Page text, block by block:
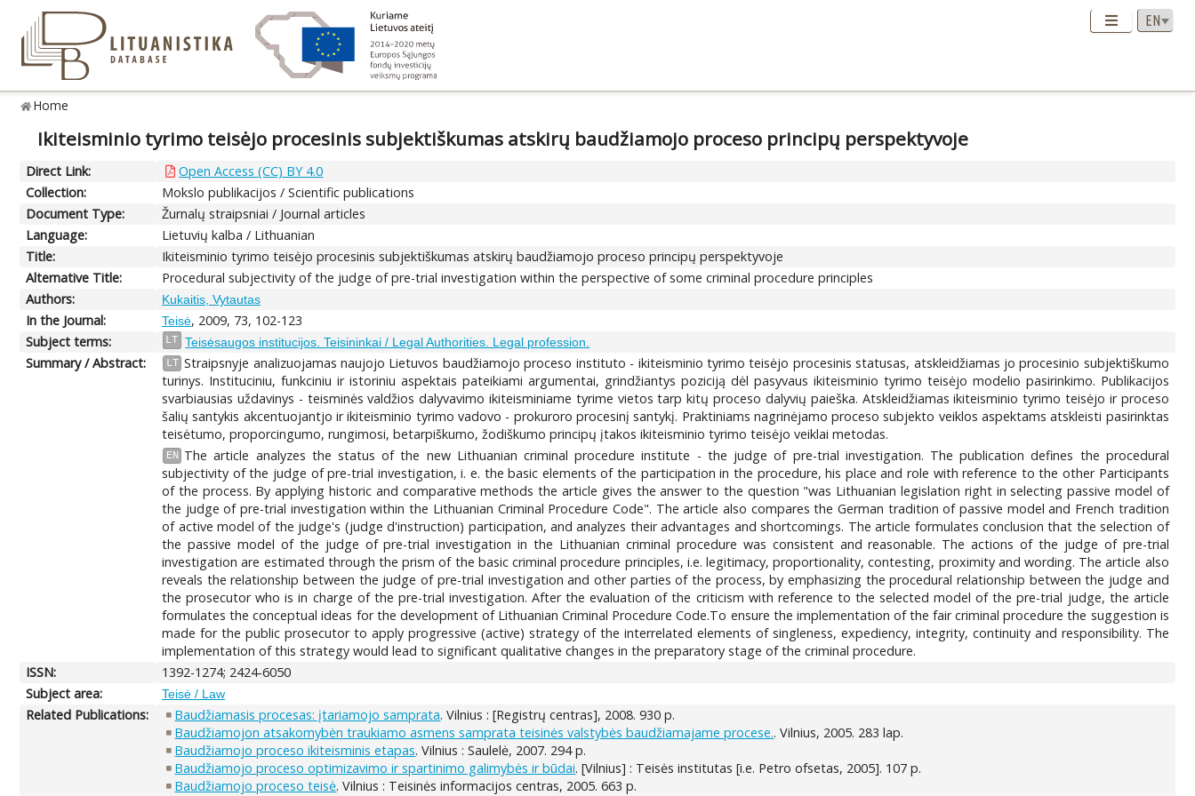
Home
Ikiteisminio tyrimo teisėjo procesinis subjektiškumas atskirų baudžiamojo proceso principų perspektyvoje
Direct Link:
Open Access (CC) BY 4.0
Collection:
Mokslo publikacijos / Scientific publications
Document Type:
Žurnalų straipsniai / Journal articles
Language:
Lietuvių kalba / Lithuanian
Title:
Ikiteisminio tyrimo teisėjo procesinis subjektiškumas atskirų baudžiamojo proceso principų perspektyvoje
Alternative Title:
Procedural subjectivity of the judge of pre-trial investigation within the perspective of some criminal procedure principles
Authors:
Kukaitis, Vytautas
In the Journal: Teisė, 2009, 73, 102-123
Subject terms:
LT Teisėsaugos institucijos. Teisininkai / Legal Authorities. Legal profession.
Summary / Abstract: LT Straipsnyje analizuojamas naujojo Lietuvos baudžiamojo proceso instituto - ikiteisminio tyrimo teisėjo procesinis statusas, atskleidžiamas jo procesinio subjektiškumo
turinys. Instituciniu, funkciniu ir istoriniu aspektais pateikiami argumentai, grindžiantys poziciją dėl pasyvaus ikiteisminio tyrimo teisėjo modelio pasirinkimo. Publikacijos
svarbiausias uždavinys - teisminės valdžios dalyvavimo ikiteisminiame tyrime vietos tarp kitų proceso dalyvių paieška. Atskleidžiamas ikiteisminio tyrimo teisėjo ir proceso
šalių santykis akcentuojantjo ir ikiteisminio tyrimo vadovo - prokuroro procesinį santykį. Praktiniams nagrinėjamo proceso subjekto veiklos aspektams atskleisti pasirinktas
teisėtumo, proporcingumo, rungimosi, betarpiškumo, žodiškumo principų įtakos ikiteisminio tyrimo teisėjo veiklai metodas.
EN
The article analyzes the status of the new Lithuanian criminal procedure institute - the judge of pre-trial investigation. The publication defines the procedural
subjectivity of the judge of pre-trial investigation, i. е. the basic elements of the participation in the procedure, his place and role with reference to the other Participants
of the process. By applying historic and comparative methods the article gives the answer to the question "was Lithuanian legislation right in selecting passive model of
the judge of pre-trial investigation within the Lithuanian Criminal Procedure Code". The article also compares the German tradition of passive model and French tradition
of active model of the judge's (judge d'instruction) participation, and analyzes their advantages and shortcomings. The article formulates conclusion that the selection of
the passive model of the judge of pre-trial investigation in the Lithuanian criminal procedure was consistent and reasonable. The actions of the judge of pre-trial
investigation are estimated through the prism of the basic criminal procedure principles, i.e. legitimacy, proportionality, contesting, proximity and wording. The article also
reveals the relationship between the judge of pre-trial investigation and other parties of the process, by emphasizing the procedural relationship between the judge and
the prosecutor who is in charge of the pre-trial investigation. After the evaluation of the criticism with reference to the selected model of the pre-trial judge, the article
formulates the conceptual ideas for the development of Lithuanian Criminal Procedure Code.To ensure the implementation of the fair criminal procedure the suggestion is
made for the public prosecutor to apply progressive (active) strategy of the interrelated elements of singleness, expediency, integrity, continuity and responsibility. The
implementation of this strategy would lead to significant qualitative changes in the preparatory stage of the criminal procedure.
ISSN:
1392-1274; 2424-6050
Subject area:
Teisė / Law
Related Publications: Baudžiamasis procesas: įtariamojo samprata. Vilnius : [Registrų centras], 2008. 930 p.
Baudžiamojon atsakomybėn traukiamo asmens samprata teisinės valstybės baudžiamajame procese.. Vilnius, 2005. 283 lap.
Baudžiamojo proceso ikiteisminis etapas. Vilnius : Saulelė, 2007. 294 p.
Baudžiamojo proceso optimizavimo ir spartinimo galimybės ir būdai. [Vilnius] : Teisės institutas [i.e. Petro ofsetas, 2005]. 107 p.
Baudžiamojo proceso teisė. Vilnius : Teisinės informacijos centras, 2005. 663 p.